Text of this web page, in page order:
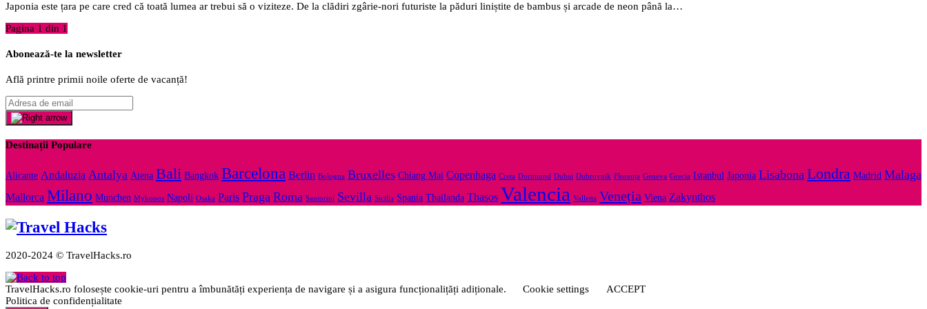
Japonia este țara pe care cred că toată lumea ar trebui să o viziteze. De la clădiri zgârie-nori futuriste la păduri liniștite de bambus și arcade de neon până la…
Pagina 1 din 1
Abonează-te la newsletter
Află printre primii noile oferte de vacanță!
Destinații Populare
Alicante Andaluzia Antalya Atena Bali Bangkok Barcelona Berlin Bologna Bruxelles Chiang Mai Copenhaga Creta Dortmund Dubai Dubrovnik Florența Geneva Grecia Istanbul Japonia Lisabona Londra Madrid Malaga
Mallorca Milano Munchen Mykonos Napoli Osaka Paris Praga Roma Santorini Sevilla Sicilia Spania Thailanda Thasos Valencia Valletta Veneția Viena Zakynthos
2020-2024 © TravelHacks.ro
TravelHacks.ro folosește cookie-uri pentru a îmbunătăți experiența de navigare și a asigura funcționalițăți adiționale. Cookie settings
ACCEPT
Politica de confidențialitate